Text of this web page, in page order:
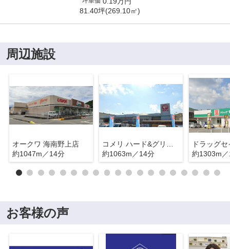
81.40坪(269.10㎡)
周辺施設
オークワ 海南野上店
約1047m／14分
約1063m／14分
約1303m
お客様の声